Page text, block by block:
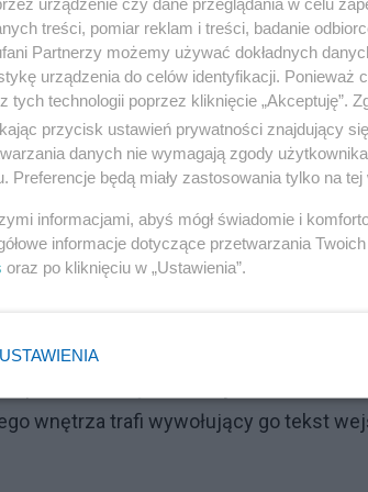
następnej odpowiedzi
Reklama
mu "słów" (w rzeczywistości liczb
wcześniejsze, wielokrotne
z bardzo dużym prawdopodobieństwem
opowiadanie czy konstrukcja książki.
"współwystępowalności" kolejnych
wprost we wnętrzu LLM jako konkretna
wnętrza trafi wywołujący go tekst
treści, pomiar reklam i treści, badanie
Partnerzy możemy używać dokładnych
urządzenia do celów identyfikacji. Ponieważ
tych technologii poprzez kliknięcie „Akceptuję”.
przycisk ustawień prywatności znajdujący
danych nie wymagają zgody
Preferencje będą miały zastosowania tylko na tej
informacjami, abyś mógł świadomie i
informacje dotyczące przetwarzania
oraz po kliknięciu w „Ustawienia”.
USTAWIENIA